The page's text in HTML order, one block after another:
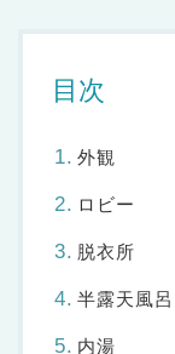
目次
外観
ロビー
脱衣所
半露天風呂
内湯